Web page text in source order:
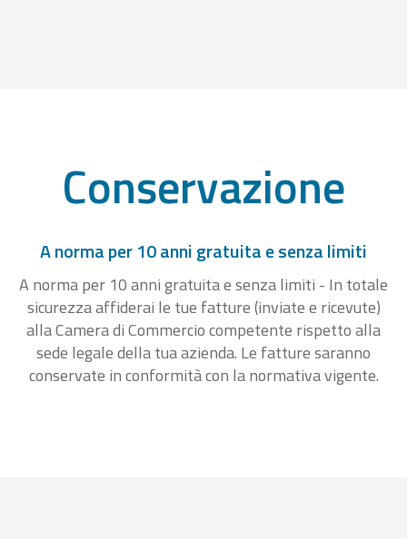
Conservazione
A norma per 10 anni gratuita e senza limiti
A norma per 10 anni gratuita e senza limiti - In totale
sicurezza affiderai le tue fatture (inviate e ricevute)
alla Camera di Commercio competente rispetto alla
sede legale della tua azienda. Le fatture saranno
conservate in conformità con la normativa vigente.